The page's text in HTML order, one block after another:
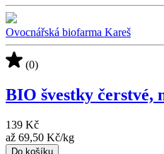
Ovocnářská biofarma Kareš
(0)
BIO švestky čerstvé,
139 Kč
až 69,50 Kč/kg
Do košíku